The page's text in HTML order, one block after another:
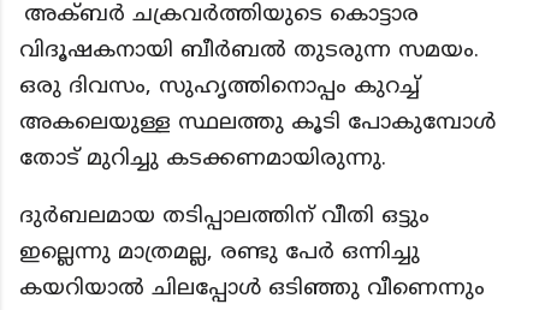
അക്ബർ ചക്രവർത്തിയുടെ കൊട്ടാര
വിദൂഷകനായി ബീർബൽ തുടരുന്ന സമയം.
ഒരു ദിവസം, സുഹൃത്തിനൊപ്പം കുറച്ച്
അകലെയുള്ള സ്ഥലത്തു കൂടി പോകുമ്പോൾ
തോട് മുറിച്ചു കടക്കണമായിരുന്നു.
ദുർബലമായ തടിപ്പാലത്തിന് വീതി ഒട്ടും
ഇല്ലെന്നു മാത്രമല്ല, രണ്ടു പേർ ഒന്നിച്ചു
കയറിയാൽ ചിലപ്പോൾ ഒടിഞ്ഞു വീണെന്നും